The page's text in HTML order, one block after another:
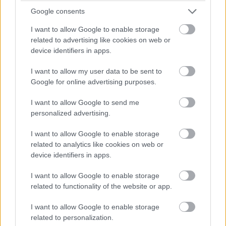
Google consents
I want to allow Google to enable storage
related to advertising like cookies on web or
device identifiers in apps.
I want to allow my user data to be sent to
Google for online advertising purposes.
I want to allow Google to send me
personalized advertising.
I want to allow Google to enable storage
related to analytics like cookies on web or
device identifiers in apps.
I want to allow Google to enable storage
related to functionality of the website or app.
I want to allow Google to enable storage
related to personalization.
bennük, nem tudjuk meg miért vannak jóban, de valamiért
ők a kitaszítottság miatt összetartanak. Szintén nem
elhanyagolható, hogy egyikük sem szimpatikus, nincs
bennük semmi különleges vagy igazán szerethető,
szimplán külsőségek alapján léteznek, belső értékek
Ezt láttad már?
Rengeteg hír, cikk és kritika vár ezen kívül is a
Puliwoodon. Iratkozz fel a hírlevelünkre, mert
kiválogatjuk neked azokat, amikről biztosan nem
Kijelentem, hogy azadatkezelési nyilatkozattartalmát
megismertem és azt elfogadom.